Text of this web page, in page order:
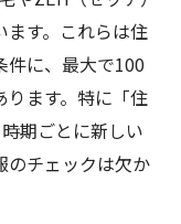
す。これらは住
件に、最大で100
ます。特に「住
期ごとに新しい
のチェックは欠か